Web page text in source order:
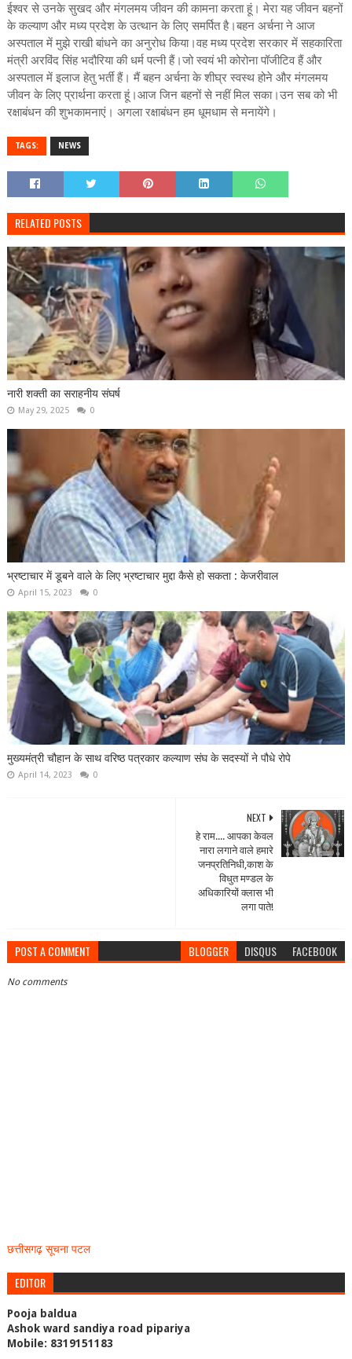
ईश्वर से उनके सुखद और मंगलमय जीवन की कामना करता हूं। मेरा यह जीवन बहनों
के कल्याण और मध्य प्रदेश के उत्थान के लिए समर्पित है।बहन अर्चना ने आज
अस्पताल में मुझे राखी बांधने का अनुरोध किया।वह मध्य प्रदेश सरकार में सहकारिता
मंत्री अरविंद सिंह भदौरिया की धर्म पत्नी हैं।जो स्वयं भी कोरोना पॉजीटिव हैं और
अस्पताल में इलाज हेतु भर्ती हैं। मैं बहन अर्चना के शीघ्र स्वस्थ होने और मंगलमय
जीवन के लिए प्रार्थना करता हूं।आज जिन बहनों से नहीं मिल सका।उन सब को भी
रक्षाबंधन की शुभकामनाएं। अगला रक्षाबंधन हम धूमधाम से मनायेंगे।
TAGS: NEWS
RELATED POSTS
नारी शक्ती का सराहनीय संघर्ष
May 29, 2025 0
भ्रष्टाचार में डूबने वाले के लिए भ्रष्टाचार मुद्दा कैसे हो सकता : केजरीवाल
April 15, 2023 0
मुख्यमंत्री चौहान के साथ वरिष्ठ पत्रकार कल्याण संघ के सदस्यों ने पौधे रोपे
April 14, 2023 0
NEXT
हे राम.... आपका केवल
नारा लगाने वाले हमारे
जनप्रतिनिधी,काश के
विधुत मण्डल के
अधिकारियों क्लास भी
लगा पाते!
POST A COMMENT BLOGGER DISQUS FACEBOOK
No comments
छत्तीसगढ़ सूचना पटल
EDITOR
Pooja baldua
Ashok ward sandiya road pipariya
Mobile: 8319151183